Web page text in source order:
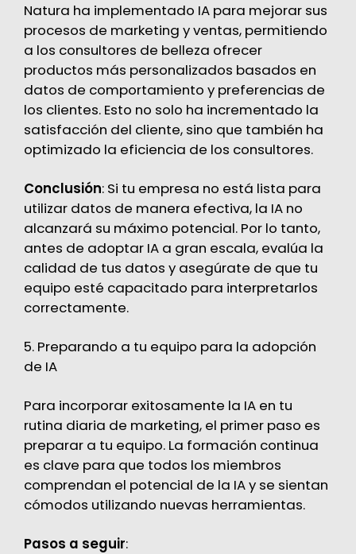
Natura ha implementado IA para mejorar sus
procesos de marketing y ventas, permitiendo
a los consultores de belleza ofrecer
productos más personalizados basados en
datos de comportamiento y preferencias de
los clientes. Esto no solo ha incrementado la
satisfacción del cliente, sino que también ha
optimizado la eficiencia de los consultores.
Conclusión: Si tu empresa no está lista para
utilizar datos de manera efectiva, la IA no
alcanzará su máximo potencial. Por lo tanto,
antes de adoptar IA a gran escala, evalúa la
calidad de tus datos y asegúrate de que tu
equipo esté capacitado para interpretarlos
correctamente.
5. Preparando a tu equipo para la adopción
de IA
Para incorporar exitosamente la IA en tu
rutina diaria de marketing, el primer paso es
preparar a tu equipo. La formación continua
es clave para que todos los miembros
comprendan el potencial de la IA y se sientan
cómodos utilizando nuevas herramientas.
Pasos a seguir: